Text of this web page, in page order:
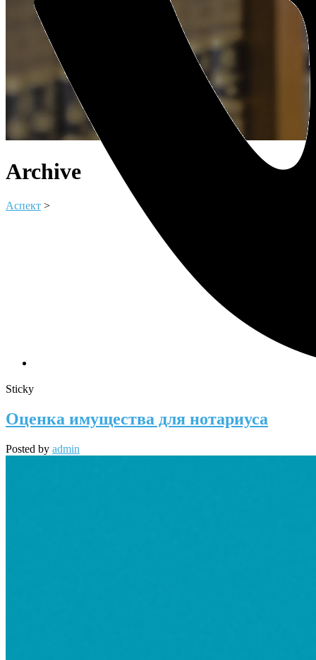
Archive
Аспект >
Sticky
Оценка имущества для нотариуса
Posted by admin